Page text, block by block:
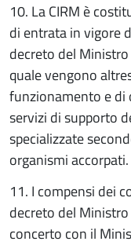
10. La CIRM è
di entrata in vigore
decreto del
quale vengono
funzionamento e di
servizi di supporto
specializzate
organismi accorpati.
11. I compensi dei
decreto del
concerto con il